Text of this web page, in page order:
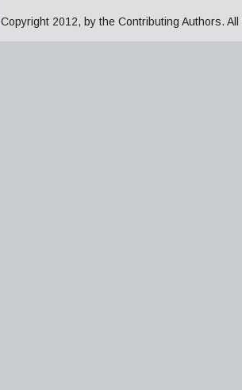
Copyright 2012, by the Contributing Authors.